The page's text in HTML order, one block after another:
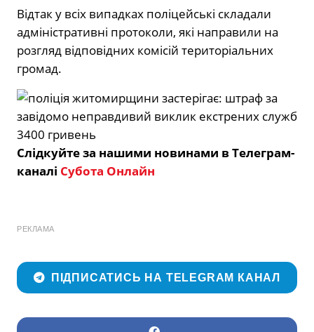
Відтак у всіх випадках поліцейські складали
адміністративні протоколи, які направили на
розгляд відповідних комісій територіальних
громад.
Слідкуйте за нашими новинами в Телеграм-
каналі Субота Онлайн
РЕКЛАМА
ПІДПИСАТИСЬ НА TELEGRAM КАНАЛ